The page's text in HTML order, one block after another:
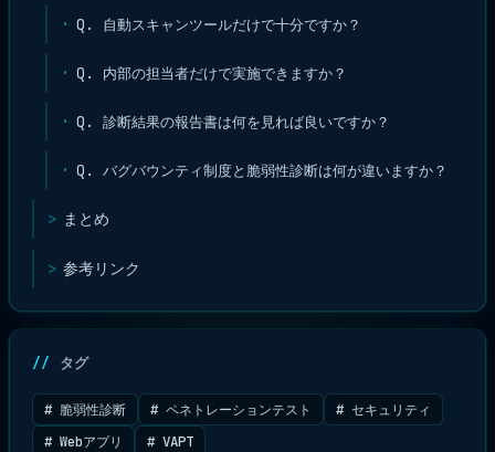
Q. 自動スキャンツールだけで十分ですか？
Q. 内部の担当者だけで実施できますか？
Q. 診断結果の報告書は何を見れば良いですか？
Q. バグバウンティ制度と脆弱性診断は何が違いますか？
まとめ
参考リンク
タグ
# 脆弱性診断 # ペネトレーションテスト
# セキュリティ
# Webアプリ
# VAPT